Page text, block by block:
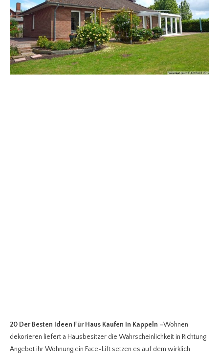
20 Der Besten Ideen Für Haus Kaufen In Kappeln –Wohnen
dekorieren liefert a Hausbesitzer die Wahrscheinlichkeit in Richtung
Angebot ihr Wohnung ein Face-Lift setzen es auf dem wirklich